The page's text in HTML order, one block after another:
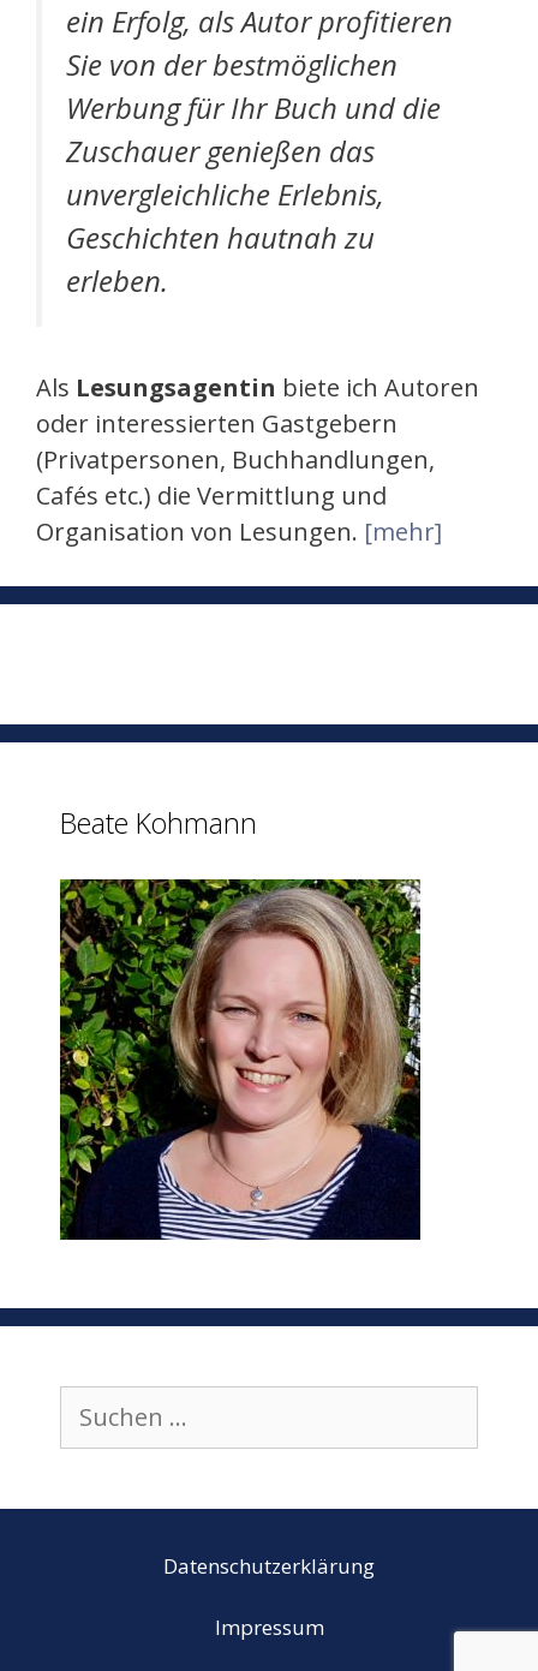
ein Erfolg, als Autor profitieren
Sie von der bestmöglichen
Werbung für Ihr Buch und die
Zuschauer genießen das
unvergleichliche Erlebnis,
Geschichten hautnah zu
erleben.
Als Lesungsagentin biete ich Autoren
oder interessierten Gastgebern
(Privatpersonen, Buchhandlungen,
Cafés etc.) die Vermittlung und
Organisation von Lesungen. [mehr]
Beate Kohmann
Suchen
nach:
Datenschutzerklärung
Impressum